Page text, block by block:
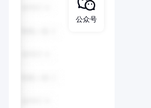
公众号